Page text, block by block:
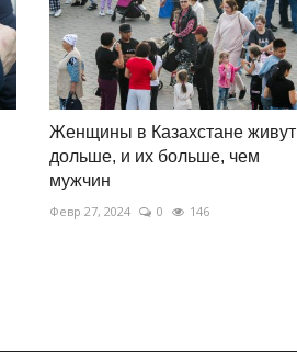
Женщины в Казахстане живут
дольше, и их больше, чем
мужчин
Февр 27, 2024 0 146